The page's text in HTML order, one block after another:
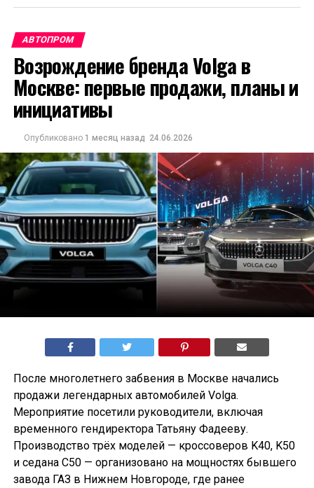
АВТОПРОМ
Возрождение бренда Volga в
Москве: первые продажи, планы и
инициативы
Опубликовано 1 месяц назад 24.06.2026
После многолетнего забвения в Москве начались
продажи легендарных автомобилей Volga.
Мероприятие посетили руководители, включая
временного гендиректора Татьяну Фадееву.
Производство трёх моделей — кроссоверов K40, K50
и седана С50 — организовано на мощностях бывшего
завода ГАЗ в Нижнем Новгороде, где ранее